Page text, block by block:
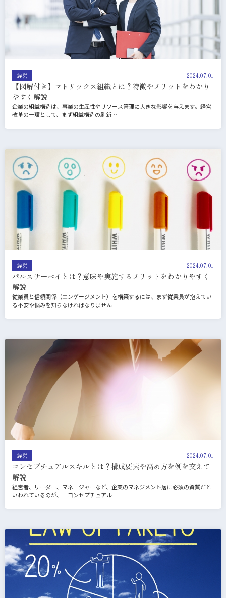
経営 2024.07.01
【図解付き】マトリックス組織とは？特徴やメリットをわかり
やすく解説
企業の組織構造は、事業の生産性やリソース管理に大きな影響を与えます。経営
改革の一環として、まず組織構造の刷新…
経営 2024.07.01
パルスサーベイとは？意味や実施するメリットをわかりやすく
解説
従業員と信頼関係（エンゲージメント）を構築するには、まず従業員が抱えてい
る不安や悩みを知らなければなりません…
経営 2024.07.01
コンセプチュアルスキルとは？構成要素や高め方を例を交えて
解説
経営者、リーダー、マネージャーなど、企業のマネジメント層に必須の資質だと
いわれているのが、「コンセプチュアル…